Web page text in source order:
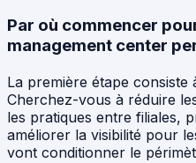
Par où commencer
management center
La première étape consiste
Cherchez-vous à réduire
les pratiques entre filiales,
améliorer la visibilité pour
vont conditionner le